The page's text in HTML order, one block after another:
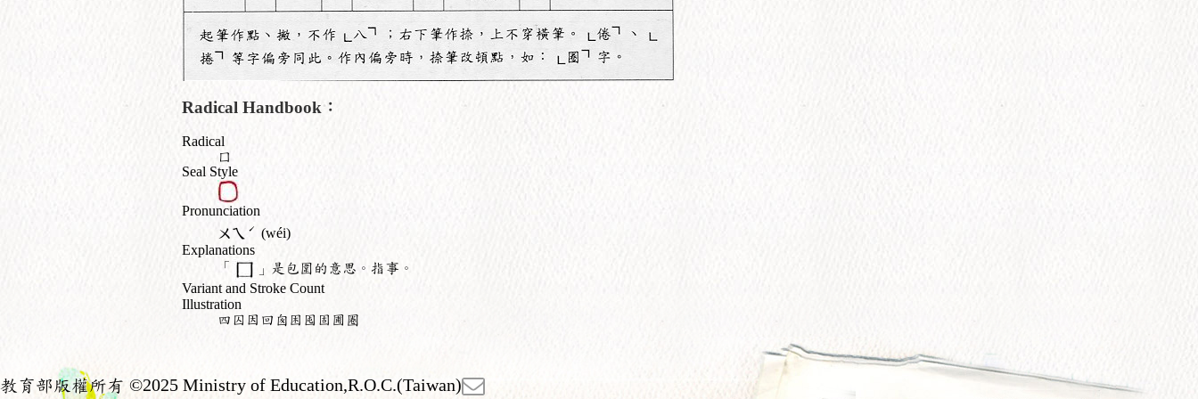
Radical Handbook：
Radical
囗
Seal Style
Pronunciation
ㄨㄟ ˊ (wéi)
Explanations
「
」是包圍的意思。指事。
Variant and Stroke Count
Illustration
四囚因回囪困囤固圃圈
教育部版權所有 ©2025 Ministry of Education,R.O.C.(Taiwan)